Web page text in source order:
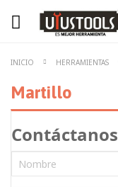
INICIO HERRAMIENTAS
Martillo
Contáctanos